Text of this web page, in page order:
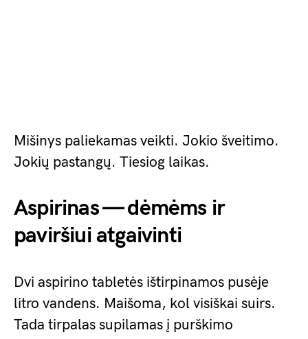
Mišinys paliekamas veikti. Jokio šveitimo.
Jokių pastangų. Tiesiog laikas.
Aspirinas — dėmėms ir
paviršiui atgaivinti
Dvi aspirino tabletės ištirpinamos pusėje
litro vandens. Maišoma, kol visiškai suirs.
Tada tirpalas supilamas į purškimo